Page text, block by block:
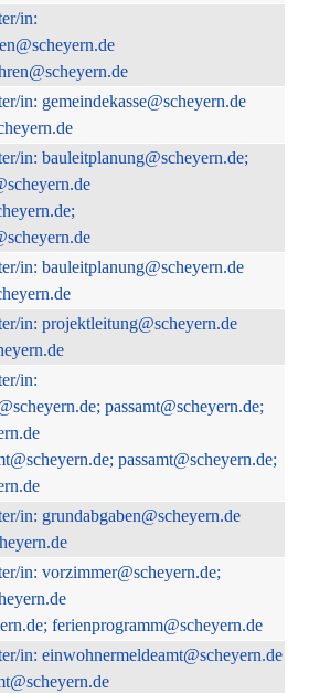
passamt@scheyern.de;
ferienprogramm@scheyern.de